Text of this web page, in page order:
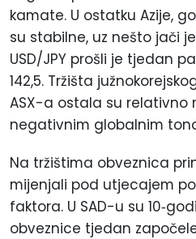
kamate. U ostatku Azije,
su stabilne, uz nešto jači
USD/JPY prošli je tjedan
142,5. Tržišta
ASX-a ostala su
negativnim globalnim
Na tržištima obveznica
mijenjali pod utjecajem
faktora. U SAD-u su 10‑
obveznice tjedan